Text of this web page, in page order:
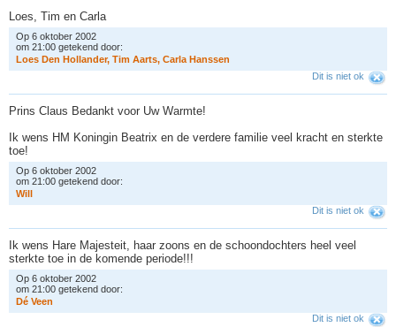
Loes, Tim en Carla
Op 6 oktober 2002
om 21:00 getekend door:
Loes Den Hollander, Tim Aarts, Carla Hanssen
Dit is niet ok
Prins Claus Bedankt voor Uw Warmte!
Ik wens HM Koningin Beatrix en de verdere familie veel kracht en sterkte
toe!
Op 6 oktober 2002
om 21:00 getekend door:
Will
Dit is niet ok
Ik wens Hare Majesteit, haar zoons en de schoondochters heel veel
sterkte toe in de komende periode!!!
Op 6 oktober 2002
om 21:00 getekend door:
Dé Veen
Dit is niet ok